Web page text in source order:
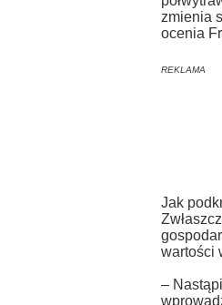
zmienia
ocenia
REKLAMA
Jak
wartości
–